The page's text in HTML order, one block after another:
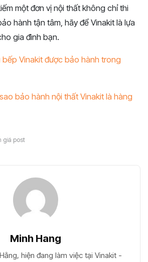
một đơn vị nội thất không chỉ thi
hành tận tâm, hãy để Vinakit là lựa
gia đình bạn.
bếp Vinakit được bảo hành trong
bảo hành nội thất Vinakit là hàng
giá post
Minh Hang
hiện đang làm việc tại Vinakit -